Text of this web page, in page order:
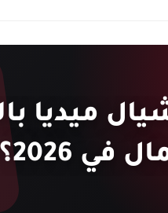
ميديا
2026؟